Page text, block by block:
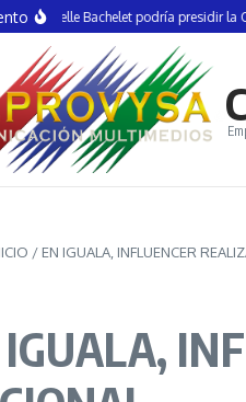
Bachelet podría presidir la ONU en
/ EN IGUALA, INFLUENCER